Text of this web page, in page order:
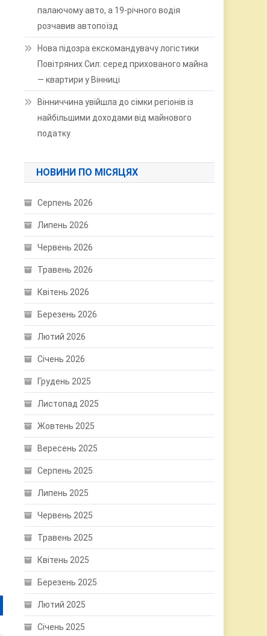
палаючому авто, а 19-річного водія
розчавив автопоїзд
Нова підозра екскомандувачу логістики
Повітряних Сил: серед прихованого майна
— квартири у Вінниці
Вінниччина увійшла до сімки регіонів із
найбільшими доходами від майнового
податку
НОВИНИ ПО МІСЯЦЯХ
Серпень 2026
Липень 2026
Червень 2026
Травень 2026
Квітень 2026
Березень 2026
Лютий 2026
Січень 2026
Грудень 2025
Листопад 2025
Жовтень 2025
Вересень 2025
Серпень 2025
Липень 2025
Червень 2025
Травень 2025
Квітень 2025
Березень 2025
Лютий 2025
Січень 2025